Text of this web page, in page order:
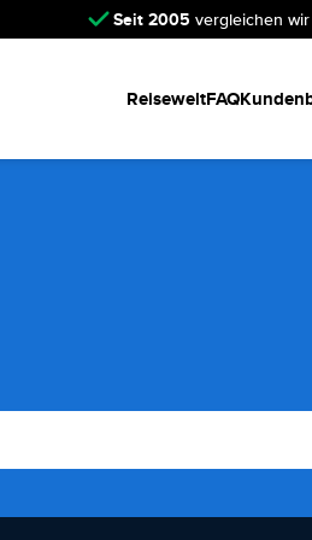
Seit 2005 vergleichen
ReiseweltFAQ